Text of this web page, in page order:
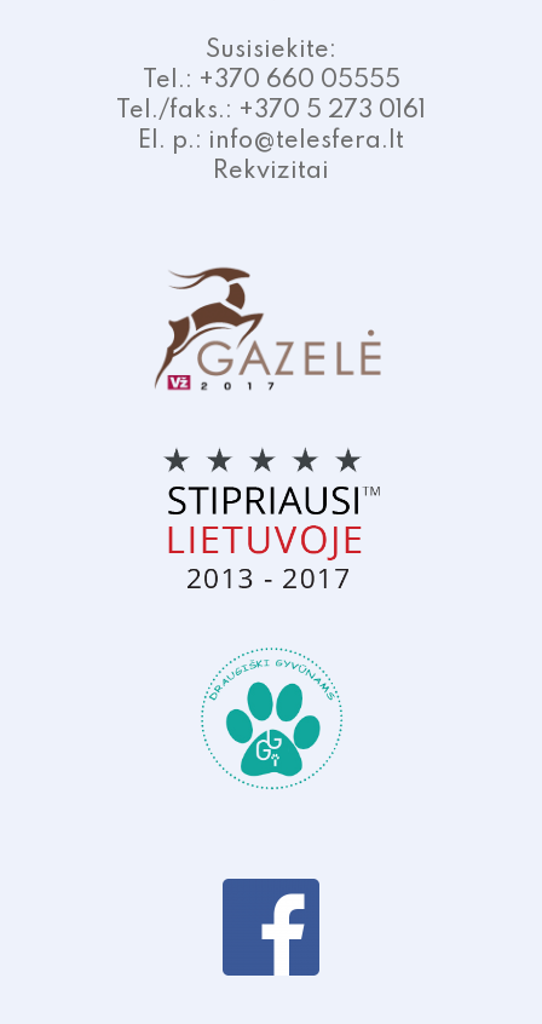
Susisiekite:
Tel.: +370 660 05555
Tel./faks.: +370 5 273 0161
El. p.: info@telesfera.lt
Rekvizitai